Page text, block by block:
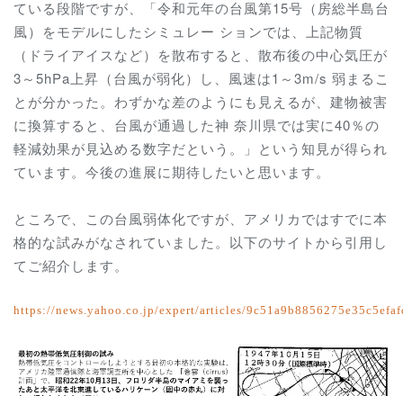
ている段階ですが、「令和元年の台風第15号（房総半島台
風）をモデルにしたシミュレー ションでは、上記物質
（ドライアイスなど）を散布すると、散布後の中心気圧が
3～5hPa上昇（台風が弱化）し、風速は1～3m/s 弱まるこ
とが分かった。わずかな差のようにも見えるが、建物被害
に換算すると、台風が通過した神 奈川県では実に40％の
軽減効果が見込める数字だという。」という知見が得られ
ています。今後の進展に期待したいと思います。
ところで、この台風弱体化ですが、アメリカではすでに本
格的な試みがなされていました。以下のサイトから引用し
てご紹介します。
https://news.yahoo.co.jp/expert/articles/